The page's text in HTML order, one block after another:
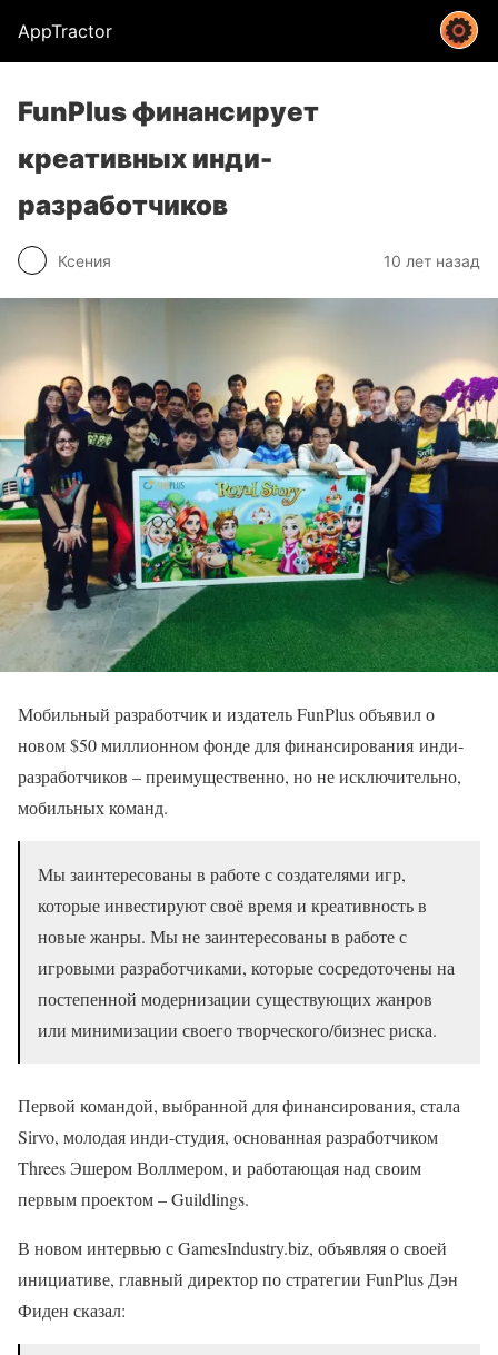
AppTractor
FunPlus финансирует
креативных инди-
разработчиков
Ксения 10 лет назад
Мобильный разработчик и издатель FunPlus объявил о
новом $50 миллионном фонде для финансирования инди-
разработчиков – преимущественно, но не исключительно,
мобильных команд.
Мы заинтересованы в работе с создателями игр,
которые инвестируют своё время и креативность в
новые жанры. Мы не заинтересованы в работе с
игровыми разработчиками, которые сосредоточены на
постепенной модернизации существующих жанров
или минимизации своего творческого/бизнес риска.
Первой командой, выбранной для финансирования, стала
Sirvo, молодая инди-студия, основанная разработчиком
Threes Эшером Воллмером, и работающая над своим
первым проектом – Guildlings.
В новом интервью с GamesIndustry.biz, объявляя о своей
инициативе, главный директор по стратегии FunPlus Дэн
Фиден сказал: